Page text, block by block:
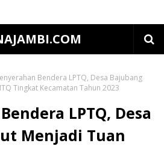
Bendera LPTQ, Desa Bajubang
Tingkat Kecamatan Tahun 2023
LPTQ, Desa
Menjadi Tuan